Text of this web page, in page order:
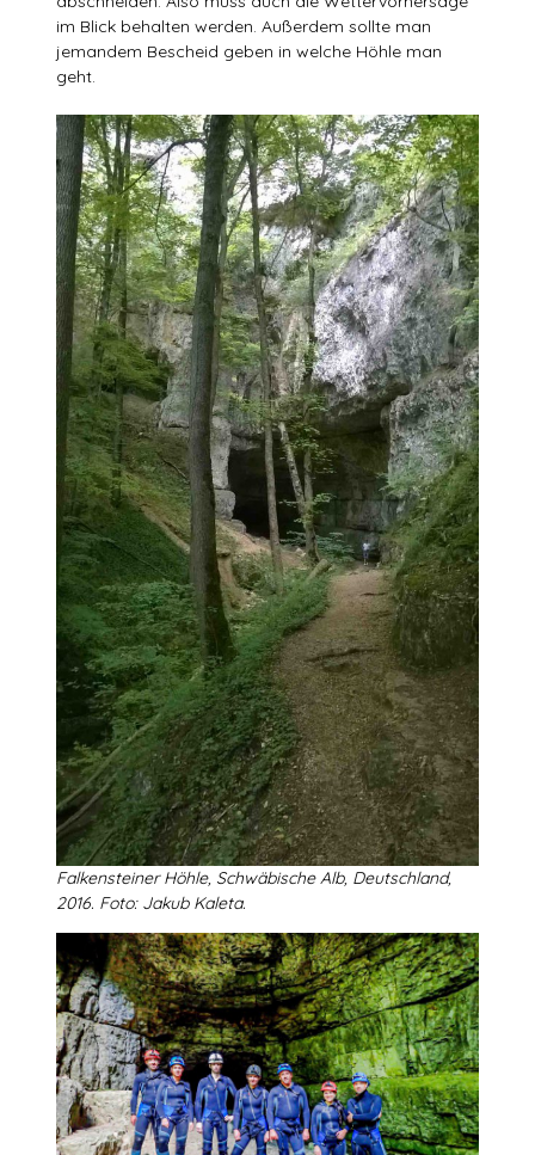
im Blick behalten werden. Außerdem sollte man
jemandem Bescheid geben in welche Höhle man
geht.
Falkensteiner Höhle, Schwäbische Alb, Deutschland,
2016. Foto: Jakub Kaleta.